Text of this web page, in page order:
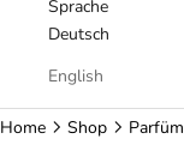
Sprache
Deutsch
English
Home Shop Parfüm